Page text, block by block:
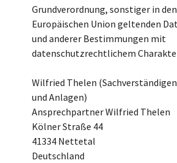
Grundverordnung, sonstiger in
Europäischen Union geltenden
und anderer Bestimmungen mit
datenschutzrechtlichem
Wilfried Thelen
und Anlagen)
Ansprechpartner Wilfried Thelen
Kölner Straße 44
41334 Nettetal
Deutschland